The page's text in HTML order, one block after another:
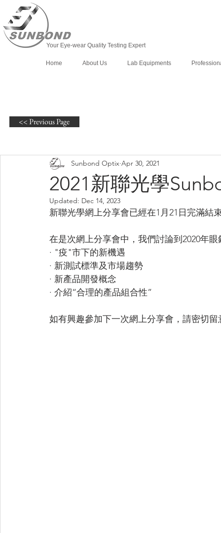
Your Eye-wear Quality Testing Expert
Home About Us Lab Equipments
2021新聯光學
Sunbond Optix Apr 30, 2021
Updated: Dec 14, 2023
新聯光學網上分享會已經在1月21日完滿結
在是次網上分享會中，我們討論到2020年
· "疫"市下的新機遇
· 新測試標準及市場趨勢
· 新產品開發概念
· 介紹“合理的產品組合性”
如有興趣參加下一次網上分享會，請密切
<< Previous Page